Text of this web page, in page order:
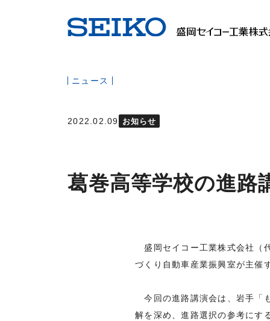
ニュース
2022.02.09 お知らせ
葛巻高等学校の進路
盛岡セイコー工業株式会社（
づくり自動車産業振興室が主催
今回の進路講演会は、岩手「
解を深め、進路選択の参考にす